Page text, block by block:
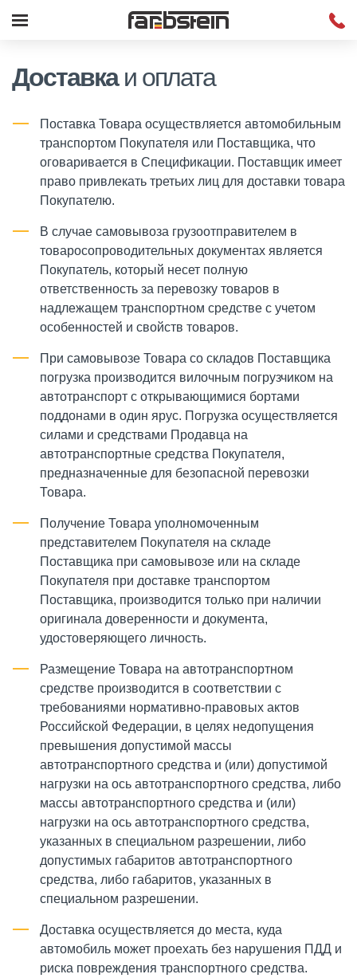
Доставкаи оплата
Поставка Товара осуществляется автомобильным
транспортом Покупателя или Поставщика, что
оговаривается в Спецификации. Поставщик имеет
право привлекать третьих лиц для доставки товара
Покупателю.
В случае самовывоза грузоотправителем в
товаросопроводительных документах является
Покупатель, который несет полную
ответственность за перевозку товаров в
надлежащем транспортном средстве с учетом
особенностей и свойств товаров.
При самовывозе Товара со складов Поставщика
погрузка производится вилочным погрузчиком на
автотранспорт с открывающимися бортами
поддонами в один ярус. Погрузка осуществляется
силами и средствами Продавца на
автотранспортные средства Покупателя,
предназначенные для безопасной перевозки
Товара.
Получение Товара уполномоченным
представителем Покупателя на складе
Поставщика при самовывозе или на складе
Покупателя при доставке транспортом
Поставщика, производится только при наличии
оригинала доверенности и документа,
удостоверяющего личность.
Размещение Товара на автотранспортном
средстве производится в соответствии с
требованиями нормативно-правовых актов
Российской Федерации, в целях недопущения
превышения допустимой массы
автотранспортного средства и (или) допустимой
нагрузки на ось автотранспортного средства, либо
массы автотранспортного средства и (или)
нагрузки на ось автотранспортного средства,
указанных в специальном разрешении, либо
допустимых габаритов автотранспортного
средства, либо габаритов, указанных в
специальном разрешении.
Доставка осуществляется до места, куда
автомобиль может проехать без нарушения ПДД и
риска повреждения транспортного средства.